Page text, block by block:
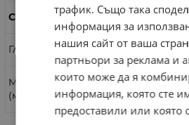
Съдържание В 1
Глюкозамин 500
MSM
(метилсулфонилметан)
500
трафик. Също така
информация за
нашия сайт от ваша
партньори за реклама и
които може да я
информация, която сте
предоставили или която